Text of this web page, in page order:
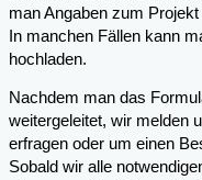
man Angaben zum
In manchen Fällen kann
hochladen.
Nachdem man das
weitergeleitet, wir melden
erfragen oder um einen
Sobald wir alle